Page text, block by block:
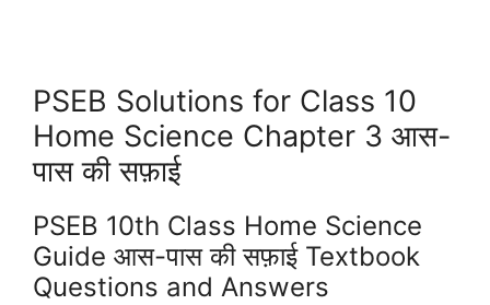
PSEB Solutions for Class 10
Home Science Chapter 3 आस-
पास की सफ़ाई
PSEB 10th Class Home Science
Guide आस-पास की सफ़ाई Textbook
Questions and Answers